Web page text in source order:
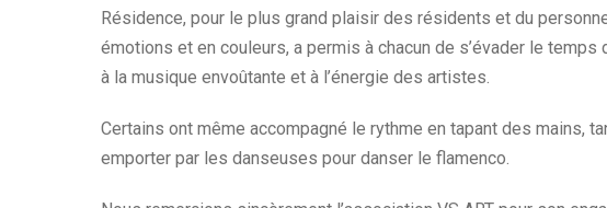
Résidence, pour le plus grand plaisir des résidents et du
émotions et en couleurs, a permis à chacun de s’évader le temps
à la musique envoûtante et à l’énergie des artistes.
Certains ont même accompagné le rythme en tapant des mains,
emporter par les danseuses pour danser le flamenco.